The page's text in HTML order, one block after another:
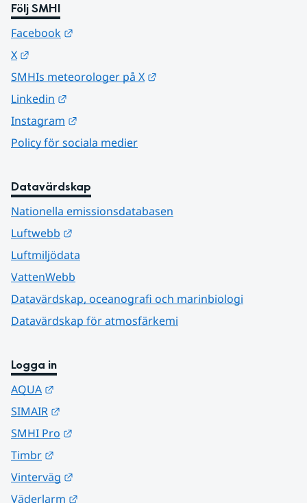
Följ SMHI
Facebook
X
SMHIs meteorologer på X
Linkedin
Instagram
Policy för sociala medier
Datavärdskap
Nationella emissionsdatabasen
Luftwebb
Luftmiljödata
VattenWebb
Datavärdskap, oceanografi och marinbiologi
Datavärdskap för atmosfärkemi
Logga in
AQUA
SIMAIR
SMHI Pro
Timbr
Vinterväg
Väderlarm